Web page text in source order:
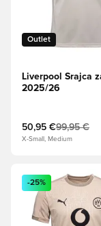
Outlet
Liverpool Srajca
2025/26
50,95 €99,95 €
X-Small, Medium
Odpre Modal za
-25%